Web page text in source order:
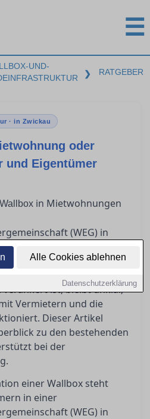
Alle Cookies ablehnen
Datenschutzerklärung
☰
UND-
❯ RATGEBER
· in Zwickau
oder
und Eigentümer
Wallbox in Mietwohnungen
(WEG) in
und technische
Eigentümer auf. Während
ist, bleibt unklar,
Vermietern und die
Dieser Artikel
zu den bestehenden
bei der
einer Wallbox steht
in einer
(WEG) in